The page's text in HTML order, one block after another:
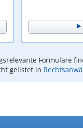
Formulare
gelistet in